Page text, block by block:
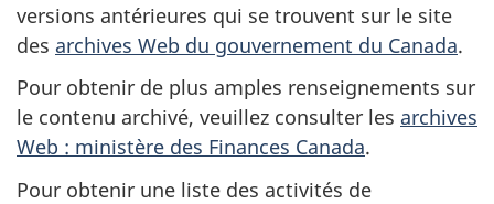
versions antérieures qui se trouvent sur le site
des archives Web du gouvernement du Canada.
Pour obtenir de plus amples renseignements sur
le contenu archivé, veuillez consulter les archives
Web : ministère des Finances Canada.
Pour obtenir une liste des activités de